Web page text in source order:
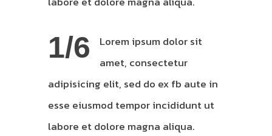
1/6
Lorem ipsum dolor sit
amet, consectetur
adipisicing elit, sed do ex fb aute in
esse eiusmod tempor incididunt ut
labore et dolore magna aliqua.